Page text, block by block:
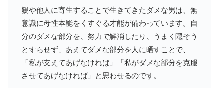
親や他人に寄生することで生きてきたダメな男は、無
意識に母性本能をくすぐる才能が備わっています。自
分のダメな部分を、努力で解消したり、うまく隠そう
とすらせず、あえてダメな部分を人に晒すことで、
「私が支えてあげなければ」「私がダメな部分を克服
させてあげなければ」と思わせるのです。